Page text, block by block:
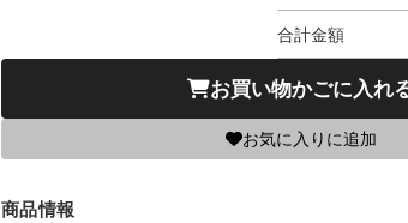
合計金額
お買い物かごに入れ
お気に入りに追加
商品情報